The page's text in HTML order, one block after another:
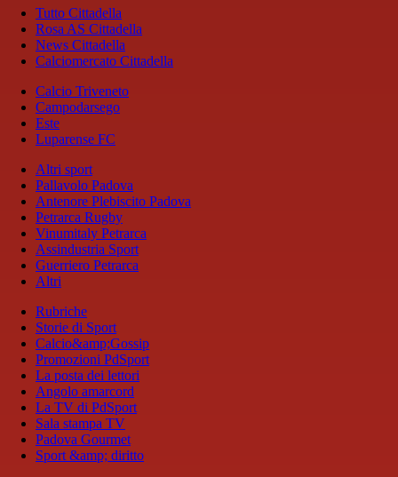
Tutto Cittadella
Rosa AS Cittadella
News Cittadella
Calciomercato Cittadella
Calcio Triveneto
Campodarsego
Este
Luparense FC
Altri sport
Pallavolo Padova
Antenore Plebiscito Padova
Petrarca Rugby
Vinumitaly Petrarca
Assindustria Sport
Guerriero Petrarca
Altri
Rubriche
Storie di Sport
Calcio&amp;Gossip
Promozioni PdSport
La posta dei lettori
Angolo amarcord
La TV di PdSport
Sala stampa TV
Padova Gourmet
Sport &amp; diritto